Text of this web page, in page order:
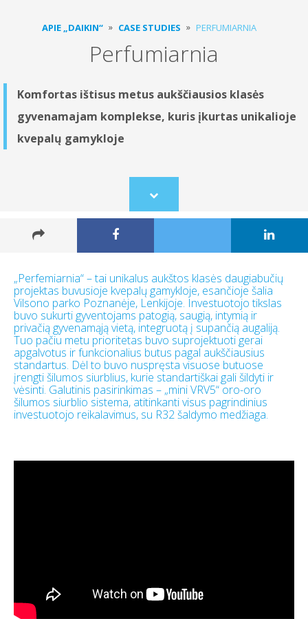
APIE „DAIKIN“ CASE STUDIES PERFUMIARNIA
Perfumiarnia
Komfortas ištisus metus aukščiausios klasės
gyvenamajam komplekse, kuris įkurtas unikalioje
kvepalų gamykloje
Scroll
to
„Perfemiarnia“ – tai unikalus aukštos klasės daugiabučių
projektas buvusioje kvepalų gamykloje, esančioje šalia
Vilsono parko Poznanėje, Lenkijoje. Investuotojo tikslas
buvo sukurti gyventojams patogią, saugią, intymią ir
privačią gyvenamąją vietą, integruotą į supančią augaliją.
Tuo pačiu metu prioritetas buvo suprojektuoti gerai
apgalvotus ir funkcionalius butus pagal aukščiausius
standartus. Dėl to buvo nuspręsta visuose butuose
įrengti šilumos siurblius, kurie standartiškai gali šildyti ir
vėsinti. Galutinis pasirinkimas – „mini VRV5“ oro-oro
šilumos siurblio sistema, atitinkanti visus pagrindinius
investuotojo reikalavimus, su R32 šaldymo medžiaga.